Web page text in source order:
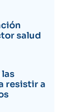
salud
las
resistir a